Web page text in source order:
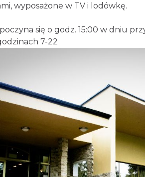
wyposażone w TV i lodówkę.
się o godz. 15:00 w dniu
7-22